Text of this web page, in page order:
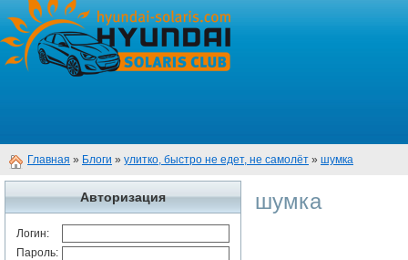
Главная » Блоги » улитко, быстро не едет, не самолёт » шумка
Авторизация
Логин:
Пароль:
шумка